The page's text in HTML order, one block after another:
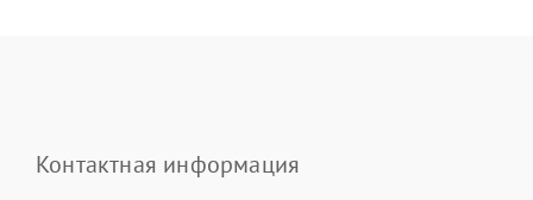
Контактная информация